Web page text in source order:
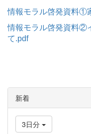
情報モラル啓発資料①
情報モラル啓発資料②
て.pdf
新着
3日分